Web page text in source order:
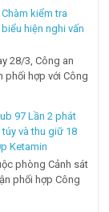
kiểm tra
hiện nghi vấn
28/3, Công an
phối hợp với Công
97 Lần 2 phát
và thu giữ 18
Ketamin
phòng Cảnh sát
phối hợp Công